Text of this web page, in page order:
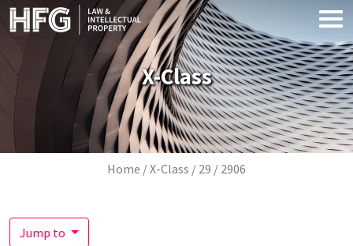
Skip to main content
X-Class
Breadcrumb
Home X-Class 29 2906
Jump to